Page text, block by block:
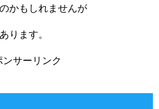
かもしれませんが
ります。
ンサーリンク